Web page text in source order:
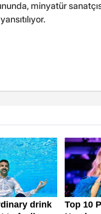
minyatür